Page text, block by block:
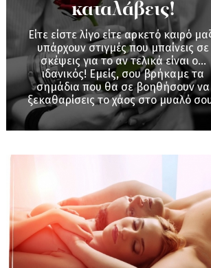
καταλάβεις!
Είτε είστε λίγο είτε αρκετό καιρό
υπάρχουν στιγμές που μπαίνεις σε
σκέψεις για το αν τελικά είναι ο...
ιδανικός! Εμείς, σου βρήκαμε τα
σημάδια που θα σε βοηθήσουν να
ξεκαθαρίσεις το χάος στο μυαλό